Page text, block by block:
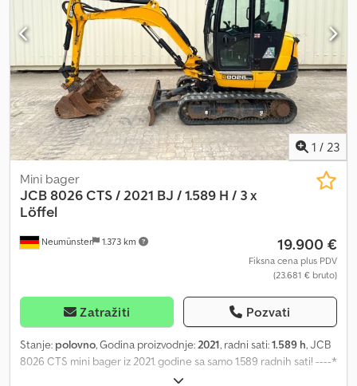
1 / 23
Neumünster 1.373 km
Mini bager
JCB8026 CTS / 2021 BJ / 1.589 H / 3 x
Löffel
19.900 €
Fiksna cena plus PDV
(23.681 € bruto)
Zatražiti Pozvati
Stanje: polovno, Godina proizvodnje: 2021, radni sati:1.589 h, JCB
8026 CTS mini bager iz 2021. godine sa samo 1.589 radnih sati! ----*
Proizvođač: JCB * Tip: 8026 CTS * Godina proizvodnje: 2021 *